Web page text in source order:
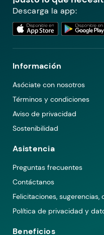
Descarga la app:
Información
Asóciate con nosotros
Términos y condiciones
Aviso de privacidad
Sostenibilidad
Asistencia
Preguntas frecuentes
Contáctanos
Felicitaciones,
Política de privacidad y
Beneficios